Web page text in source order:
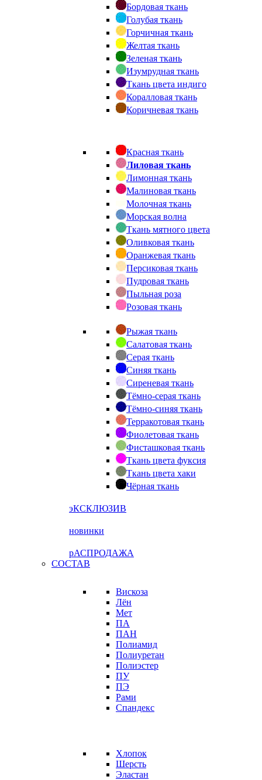
Бордовая ткань
Голубая ткань
Горчичная ткань
Желтая ткань
Зеленая ткань
Изумрудная ткань
Ткань цвета индиго
Коралловая ткань
Коричневая ткань
Красная ткань
Лиловая ткань
Лимонная ткань
Малиновая ткань
Молочная ткань
Морская волна
Ткань мятного цвета
Оливковая ткань
Оранжевая ткань
Персиковая ткань
Пудровая ткань
Пыльная роза
Розовая ткань
Рыжая ткань
Салатовая ткань
Серая ткань
Синяя ткань
Сиреневая ткань
Тёмно-серая ткань
Тёмно-синяя ткань
Терракотовая ткань
Фиолетовая ткань
Фисташковая ткань
Ткань цвета фуксия
Ткань цвета хаки
Чёрная ткань
эКСКЛЮЗИВ
новинки
рАСПРОДАЖА
СОСТАВ
Вискоза
Лён
Мет
ПА
ПАН
Полиамид
Полиуретан
Полиэстер
ПУ
ПЭ
Рами
Спандекс
Хлопок
Шерсть
Эластан